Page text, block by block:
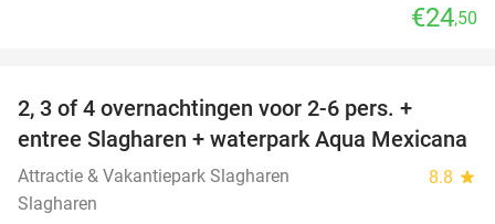
€24,50
2, 3 of 4 overnachtingen voor 2-6 pers. +
entree Slagharen + waterpark Aqua Mexicana
Attractie & Vakantiepark Slagharen 8.8 star
Slagharen